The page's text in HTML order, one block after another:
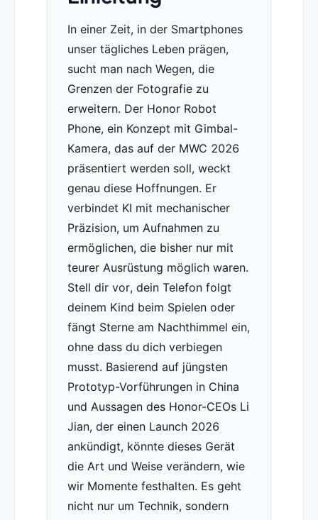
In einer Zeit, in der Smartphones
unser tägliches Leben prägen,
sucht man nach Wegen, die
Grenzen der Fotografie zu
erweitern. Der Honor Robot
Phone, ein Konzept mit Gimbal-
Kamera, das auf der MWC 2026
präsentiert werden soll, weckt
genau diese Hoffnungen. Er
verbindet KI mit mechanischer
Präzision, um Aufnahmen zu
ermöglichen, die bisher nur mit
teurer Ausrüstung möglich waren.
Stell dir vor, dein Telefon folgt
deinem Kind beim Spielen oder
fängt Sterne am Nachthimmel ein,
ohne dass du dich verbiegen
musst. Basierend auf jüngsten
Prototyp-Vorführungen in China
und Aussagen des Honor-CEOs Li
Jian, der einen Launch 2026
ankündigt, könnte dieses Gerät
die Art und Weise verändern, wie
wir Momente festhalten. Es geht
nicht nur um Technik, sondern